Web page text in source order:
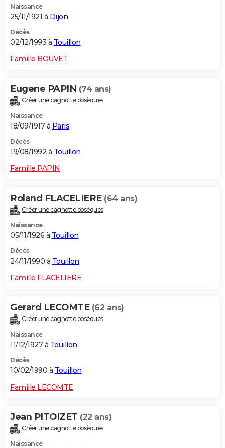
Naissance
25/11/1921 à Dijon
Décès
02/12/1993 à Touillon
Famille BOUVET
Eugene PAPIN (74 ans)
Créer une cagnotte obsèques
Naissance
18/09/1917 à Paris
Décès
19/08/1992 à Touillon
Famille PAPIN
Roland FLACELIERE (64 ans)
Créer une cagnotte obsèques
Naissance
05/11/1926 à Touillon
Décès
24/11/1990 à Touillon
Famille FLACELIERE
Gerard LECOMTE (62 ans)
Créer une cagnotte obsèques
Naissance
11/12/1927 à Touillon
Décès
10/02/1990 à Touillon
Famille LECOMTE
Jean PITOIZET (22 ans)
Créer une cagnotte obsèques
Naissance